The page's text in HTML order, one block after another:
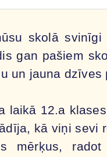
skolā
gan pašiem
un jauna dzīves
laikā 12.a
kā viņi sevi
mērķus, radot